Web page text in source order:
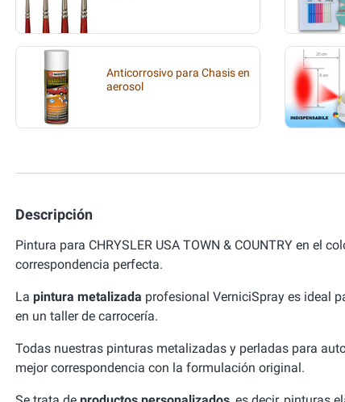
Anticorrosivo para Chasis en
aerosol
Descripción
Pintura para CHRYSLER USA TOWN & COUNTRY en el
correspondencia perfecta.
La pintura metalizada profesional VerniciSpray es ideal
en un taller de carrocería.
Todas nuestras pinturas metalizadas y perladas para
mejor correspondencia con la formulación original.